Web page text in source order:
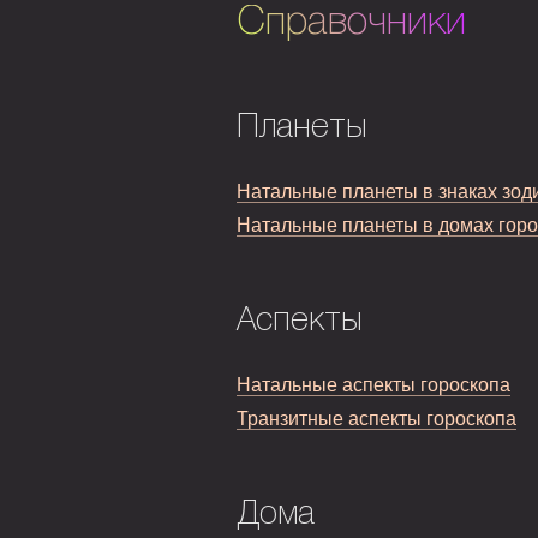
Справочники
Планеты
Натальные планеты в знаках
Натальные планеты в домах
Аспекты
Натальные аспекты гороскопа
Транзитные аспекты гороскопа
Дома